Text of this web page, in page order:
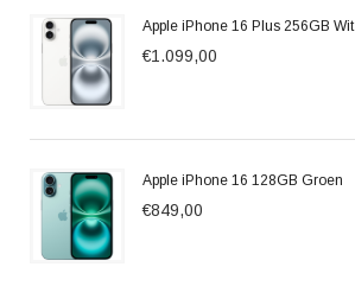
Apple iPhone 16 Plus 256GB Wit
€1.099,00
Apple iPhone 16 128GB Groen
€849,00